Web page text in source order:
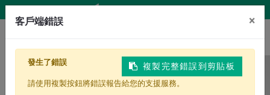
Dây dẫn điện
Đồng đỏ dẫn điện
客戶端錯誤 ×
複製完整錯誤到剪貼板
發生了錯誤
請使用複製按鈕將錯誤報告給您的支援服務。